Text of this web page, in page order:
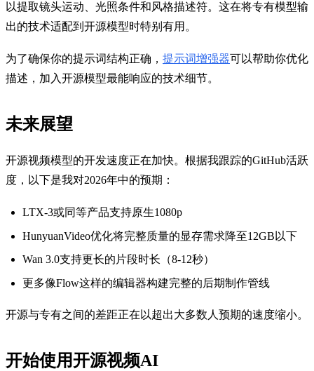
以提取镜头运动、光照条件和风格描述符。这在将专有模型输
出的技术适配到开源模型时特别有用。
为了确保你的提示词结构正确， 提示词增强器可以帮助你优化
描述，加入开源模型最能响应的技术细节。
未来展望
开源视频模型的开发速度正在加快。根据我跟踪的GitHub活跃
度，以下是我对2026年中的预期：
LTX-3或同等产品支持原生1080p
HunyuanVideo优化将完整质量的显存需求降至12GB以下
Wan 3.0支持更长的片段时长（8-12秒）
更多像Flow这样的编辑器构建完整的后期制作管线
开源与专有之间的差距正在以超出大多数人预期的速度缩小。
开始使用开源视频AI